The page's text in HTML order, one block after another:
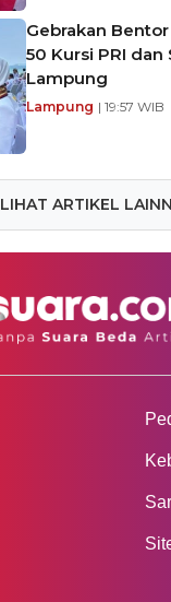
Gebrakan
50 Kursi PRI
Lampung
Lampung | 19:57 WIB
LIHAT ARTIKEL